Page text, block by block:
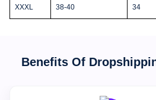
XXXL 38-40 34
Benefits Of